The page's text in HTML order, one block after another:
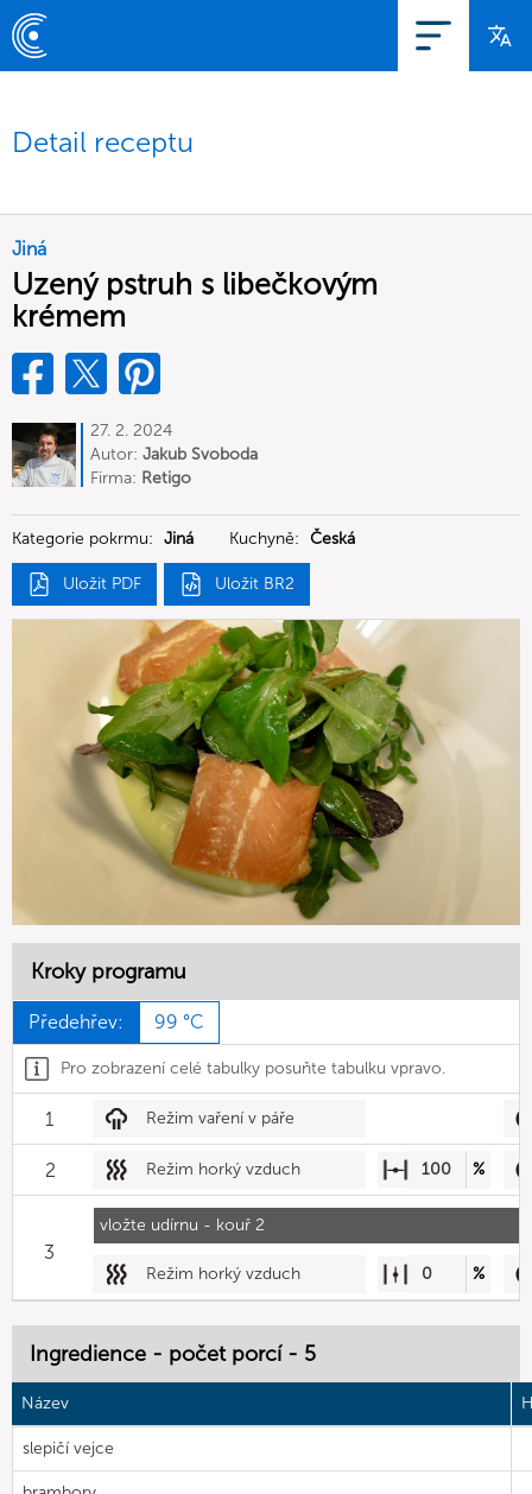
Detail receptu
Jiná
Uzený pstruh s libečkovým
krémem
27. 2. 2024
Autor: Jakub Svoboda
Firma: Retigo
Kategorie pokrmu: Jiná Kuchyně: Česká
Uložit PDF Uložit BR2
Kroky programu
Předehřev: 99 °C
Pro zobrazení celé tabulky posuňte tabulku vpravo.
1 Režim vaření v páře
2 Režim horký vzduch 100 %
vložte udírnu - kouř 2
3
Režim horký vzduch 0 %
Ingredience - počet porcí - 5
Název
slepičí vejce